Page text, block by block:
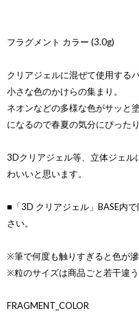
フラグメント カラー (3.0g)
クリアジェルに混ぜて使用する
小さな色のかけらの集まり。
ネオンなどの多様な色がサッと
になるので春夏の気分にぴったり
3Dクリアジェル等、立体ジェ
わいいと思います。
■「3D クリアジェル」BASE内
さい。
※筆で何度も触りすぎると色が滲
※粒のサイズは商品ごと若干違う
FRAGMENT_COLOR